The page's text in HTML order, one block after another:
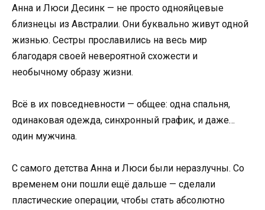
Анна и Люси Десинк — не просто однояйцевые
близнецы из Австралии. Они буквально живут одной
жизнью. Сестры прославились на весь мир
благодаря своей невероятной схожести и
необычному образу жизни.
Всё в их повседневности — общее: одна спальня,
одинаковая одежда, синхронный график, и даже…
один мужчина.
С самого детства Анна и Люси были неразлучны. Со
временем они пошли ещё дальше — сделали
пластические операции, чтобы стать абсолютно